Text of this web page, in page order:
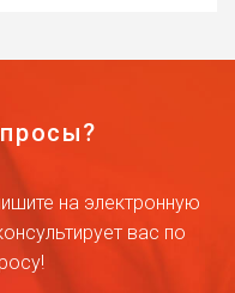
на электронную
вас по